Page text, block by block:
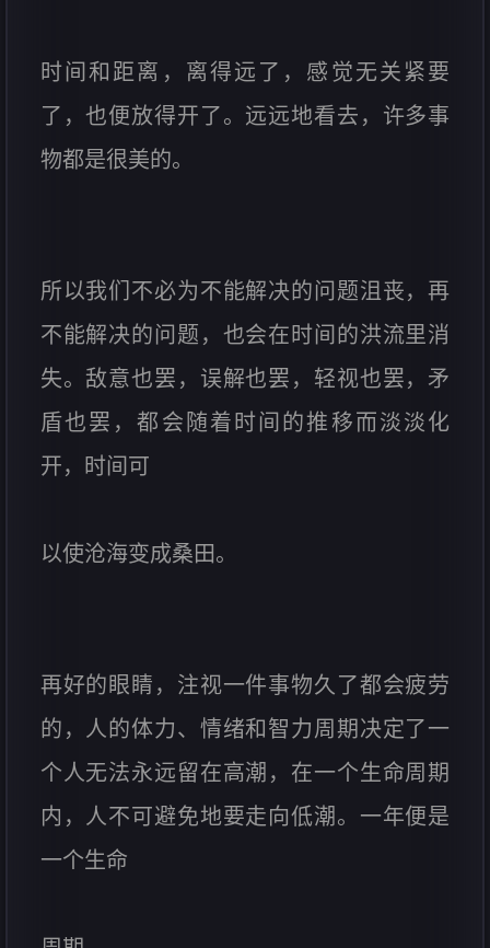
时间和距离，离得远了，感觉无关紧要
了，也便放得开了。远远地看去，许多事
物都是很美的。
所以我们不必为不能解决的问题沮丧，再
不能解决的问题，也会在时间的洪流里消
失。敌意也罢，误解也罢，轻视也罢，矛
盾也罢，都会随着时间的推移而淡淡化
开，时间可
以使沧海变成桑田。
再好的眼睛，注视一件事物久了都会疲劳
的，人的体力、情绪和智力周期决定了一
个人无法永远留在高潮，在一个生命周期
内，人不可避免地要走向低潮。一年便是
一个生命